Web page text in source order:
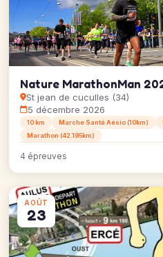
Nature MarathonMan
St jean de cuculles (34)
5 décembre 2026
10 km Marche Santé Aésio (10km)
Marathon (42.195km)
4 épreuves
AOÛT
23